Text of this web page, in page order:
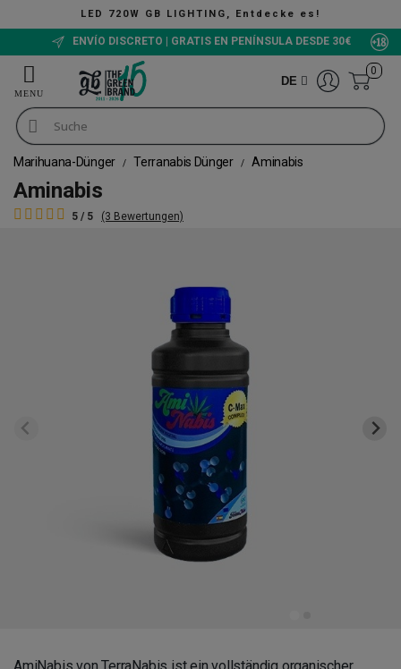
LED 720W GB LIGHTING, Entdecke es!
ENVÍO DISCRETO | GRATIS EN PENÍNSULA DESDE 30€
DE
0
Marihuana-Dünger Terranabis Dünger Aminabis
Aminabis
5 / 5 (3 Bewertungen)